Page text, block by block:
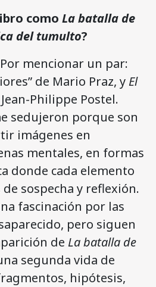
como La batalla de
del tumulto?
mencionar un par:
de Mario Praz, y El
Philippe Postel.
sedujeron porque son
imágenes en
mentales, en formas
donde cada elemento
sospecha y reflexión.
fascinación por las
pero siguen
de La batalla de
segunda vida de
hipótesis,